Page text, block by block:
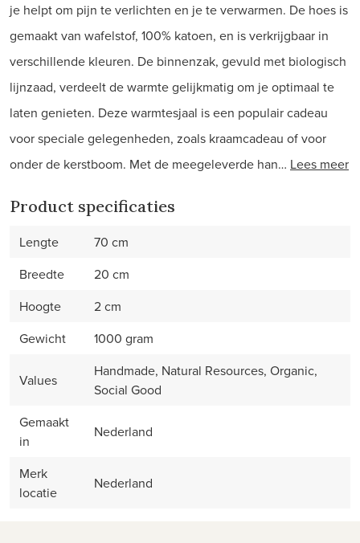
je helpt om pijn te verlichten en je te verwarmen. De hoes is
gemaakt van wafelstof, 100% katoen, en is verkrijgbaar in
verschillende kleuren. De binnenzak, gevuld met biologisch
lijnzaad, verdeelt de warmte gelijkmatig om je optimaal te
laten genieten. Deze warmtesjaal is een populair cadeau
voor speciale gelegenheden, zoals kraamcadeau of voor
onder de kerstboom. Met de meegeleverde han… Lees meer
Product specificaties
Lengte
70 cm
Breedte
20 cm
Hoogte
2 cm
Gewicht
1000 gram
Values
Handmade, Natural Resources, Organic,
Social Good
Gemaakt
in
Nederland
Merk
locatie
Nederland